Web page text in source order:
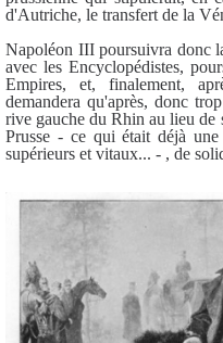
d'Autriche, le transfert de la
Napoléon III poursuivra donc
avec les Encyclopédistes,
Empires, et, finalement,
demandera qu'après, donc
rive gauche du Rhin au lieu de
Prusse - ce qui était déjà
supérieurs et vitaux... - , de